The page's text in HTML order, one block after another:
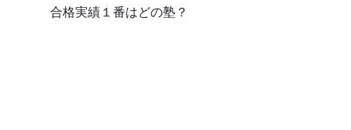
合格実績１番はどの塾？